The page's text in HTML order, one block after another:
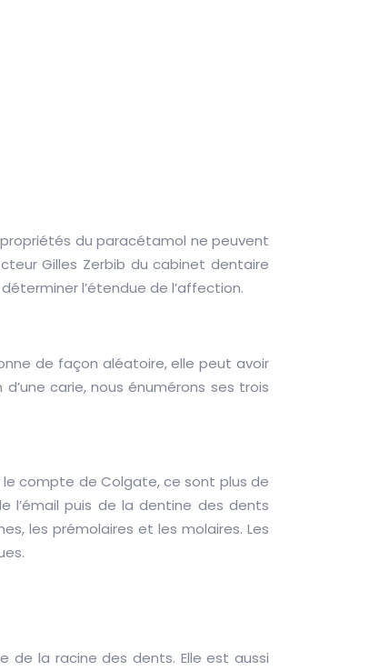
du paracétamol ne peuvent
Gilles Zerbib du cabinet dentaire
l’étendue de l’affection.
de façon aléatoire, elle peut avoir
carie, nous énumérons ses trois
le compte de Colgate, ce sont plus de
l’émail puis de la dentine des dents
les prémolaires et les molaires. Les
de la racine des dents. Elle est aussi